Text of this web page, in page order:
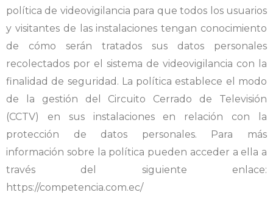
política de videovigilancia para que todos los usuarios
y visitantes de las instalaciones tengan conocimiento
de cómo serán tratados sus datos personales
recolectados por el sistema de videovigilancia con la
finalidad de seguridad. La política establece el modo
de la gestión del Circuito Cerrado de Televisión
(CCTV) en sus instalaciones en relación con la
protección de datos personales. Para más
información sobre la política pueden acceder a ella a
través del siguiente enlace:
https://competencia.com.ec/